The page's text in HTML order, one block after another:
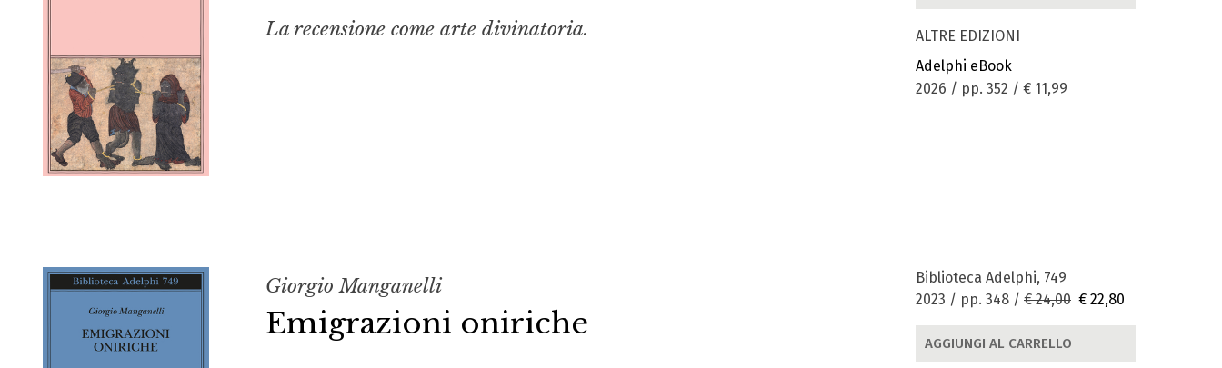
La recensione come arte divinatoria.
ALTRE EDIZIONI
Adelphi eBook
2026 / pp. 352 / € 11,99
Giorgio Manganelli
Emigrazioni oniriche
Biblioteca Adelphi, 749
2023 / pp. 348 / € 24,00 € 22,80
AGGIUNGI AL CARRELLO